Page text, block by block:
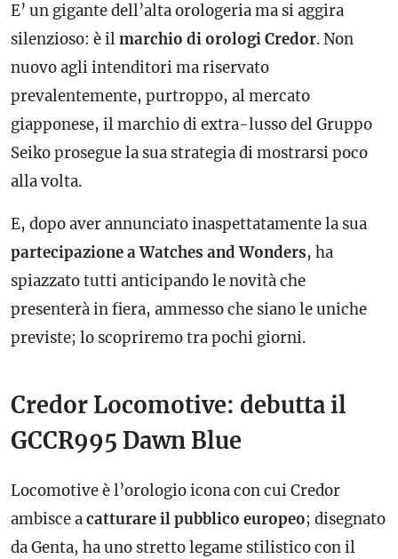
E’ un gigante dell’alta orologeria ma si aggira
silenzioso: è ilmarchio di orologi Credor. Non
nuovo agli intenditori ma riservato
prevalentemente, purtroppo, al mercato
giapponese, il marchio di extra-lusso del Gruppo
Seiko prosegue la sua strategia di mostrarsi poco
alla volta.
E, dopo aver annunciato inaspettatamente la sua
partecipazione a Watches and Wonders, ha
spiazzato tutti anticipando le novità che
presenterà in fiera, ammesso che siano le uniche
previste; lo scopriremo tra pochi giorni.
Credor Locomotive: debutta il
GCCR995 Dawn Blue
Locomotive è l’orologio icona con cui Credor
ambisce acatturare il pubblico europeo; disegnato
da Genta, ha uno stretto legame stilistico con il